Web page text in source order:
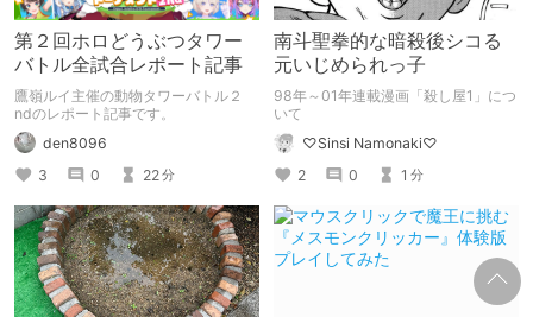
第２回ホロどうぶつタワー
バトル全試合レポート記事
鷹嶺ルイ主催の動物タワーバトル２
ndのレポート記事です。
den8096
3
0 22分
南斗聖拳的な暗殺後シコる
元いじめられっ子
98年～01年連載漫画「殺し屋1」につ
いて
♡Sinsi Namonaki♡
2
0 1 分